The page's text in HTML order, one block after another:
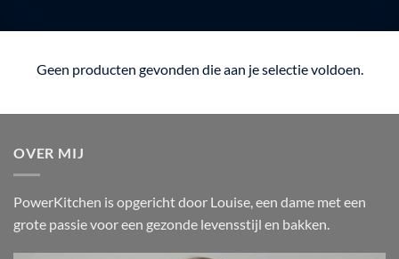
Geen producten gevonden die aan je selectie voldoen.
OVER MIJ
PowerKitchen is opgericht door Louise, een dame met een
grote passie voor een gezonde levensstijl en bakken.